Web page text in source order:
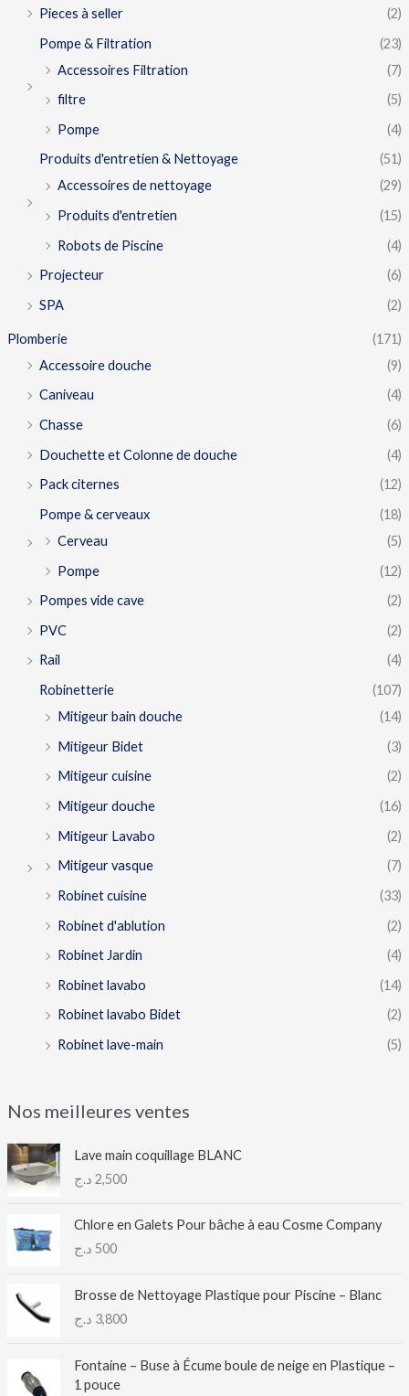
Pieces à seller
(2)
Pompe & Filtration
(23)
Accessoires Filtration
(7)
filtre
(5)
Pompe
(4)
Produits d'entretien & Nettoyage
(51)
Accessoires de nettoyage
(29)
Produits d'entretien
(15)
Robots de Piscine
(4)
Projecteur
(6)
SPA
(2)
Plomberie
(171)
Accessoire douche
(9)
Caniveau
(4)
Chasse
(6)
Douchette et Colonne de douche
(4)
Pack citernes
(12)
Pompe & cerveaux
(18)
Cerveau
(5)
Pompe
(12)
Pompes vide cave
(2)
PVC
(2)
Rail
(4)
Robinetterie
(107)
Mitigeur bain douche
(14)
Mitigeur Bidet
(3)
Mitigeur cuisine
(2)
Mitigeur douche
(16)
Mitigeur Lavabo
(2)
Mitigeur vasque
(7)
Robinet cuisine
(33)
Robinet d'ablution
(2)
Robinet Jardin
(4)
Robinet lavabo
(14)
Robinet lavabo Bidet
(2)
Robinet lave-main
(5)
Nos meilleures ventes
Lave main coquillage BLANC
2,500 د.ج
Chlore en Galets Pour bâche à eau Cosme Company
500 د.ج
Brosse de Nettoyage Plastique pour Piscine – Blanc
3,800 د.ج
Fontaine – Buse à Écume boule de neige en Plastique –
1 pouce